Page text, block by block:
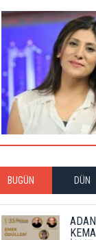
BUGÜN DÜN